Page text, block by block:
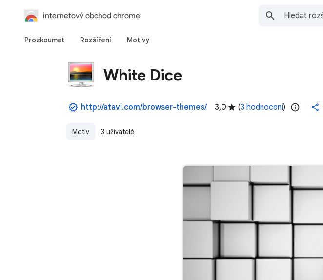
internetový obchod chrome
Prozkoumat Rozšíření Motivy
White Dice
http://atavi.com/browser-themes/ 3,0 (3 hodnocení)
Motiv 3 uživatelé